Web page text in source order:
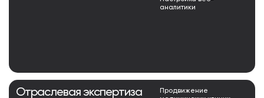
аналитики
Отраслевая экспертиза
Продвижение